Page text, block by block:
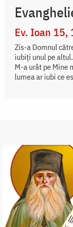
Ev. Ioan
Zis-a Domnul
iubiți unul pe
M-a urât pe Mine
lumea ar iubi ce